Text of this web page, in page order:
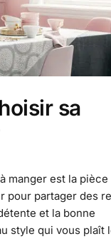
sa
manger est la pièce
pour partager des
et la bonne
style qui vous plaît